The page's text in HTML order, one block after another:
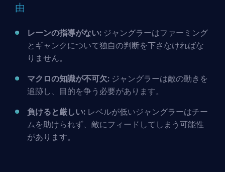
由
レーンの指導がない: ジャングラーはファーミング
とギャンクについて独自の判断を下さなければな
りません。
マクロの知識が不可欠: ジャングラーは敵の動きを
追跡し、目的を争う必要があります。
負けると厳しい: レベルが低いジャングラーはチー
ムを助けられず、敵にフィードしてしまう可能性
があります。